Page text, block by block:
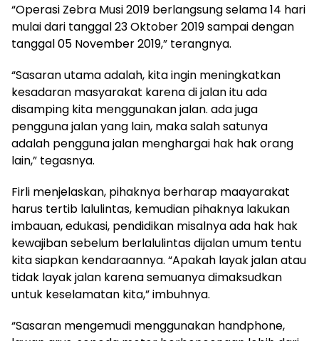
“Operasi Zebra Musi 2019 berlangsung selama 14 hari
mulai dari tanggal 23 Oktober 2019 sampai dengan
tanggal 05 November 2019,” terangnya.
“Sasaran utama adalah, kita ingin meningkatkan
kesadaran masyarakat karena di jalan itu ada
disamping kita menggunakan jalan. ada juga
pengguna jalan yang lain, maka salah satunya
adalah pengguna jalan menghargai hak hak orang
lain,” tegasnya.
Firli menjelaskan, pihaknya berharap maayarakat
harus tertib lalulintas, kemudian pihaknya lakukan
imbauan, edukasi, pendidikan misalnya ada hak hak
kewajiban sebelum berlalulintas dijalan umum tentu
kita siapkan kendaraannya. “Apakah layak jalan atau
tidak layak jalan karena semuanya dimaksudkan
untuk keselamatan kita,” imbuhnya.
“Sasaran mengemudi menggunakan handphone,